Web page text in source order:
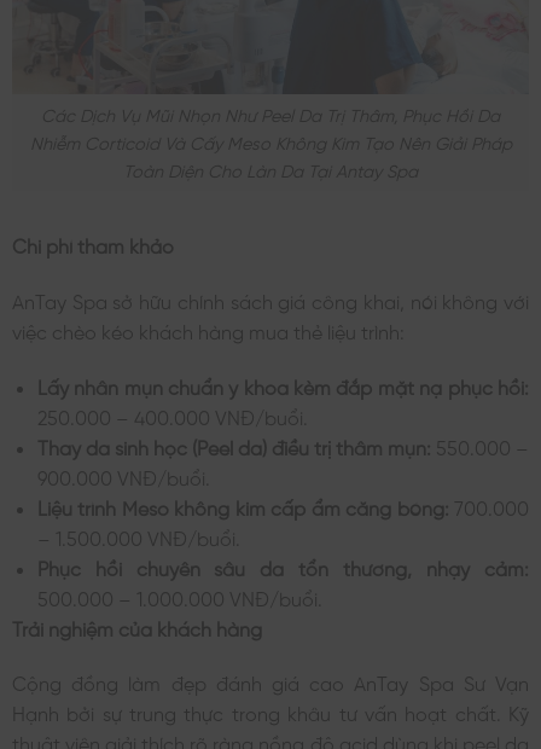
Các Dịch Vụ Mũi Nhọn Như Peel Da Trị Thâm, Phục Hồi Da
Nhiễm Corticoid Và Cấy Meso Không Kim Tạo Nên Giải Pháp
Toàn Diện Cho Làn Da Tại Antay Spa
Chi phí tham khảo
AnTay Spa sở hữu chính sách giá công khai, nói không với
việc chèo kéo khách hàng mua thẻ liệu trình:
Lấy nhân mụn chuẩn y khoa kèm đắp mặt nạ phục hồi:
250.000 – 400.000 VNĐ/buổi.
Thay da sinh học (Peel da) điều trị thâm mụn: 550.000 –
900.000 VNĐ/buổi.
Liệu trình Meso không kim cấp ẩm căng bóng: 700.000
– 1.500.000 VNĐ/buổi.
Phục hồi chuyên sâu da tổn thương, nhạy cảm:
500.000 – 1.000.000 VNĐ/buổi.
Trải nghiệm của khách hàng
Cộng đồng làm đẹp đánh giá cao AnTay Spa Sư Vạn
Hạnh bởi sự trung thực trong khâu tư vấn hoạt chất. Kỹ
thuật viên giải thích rõ ràng nồng độ acid dùng khi peel da